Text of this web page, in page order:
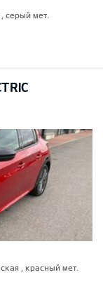
серый мет.
, красный мет.